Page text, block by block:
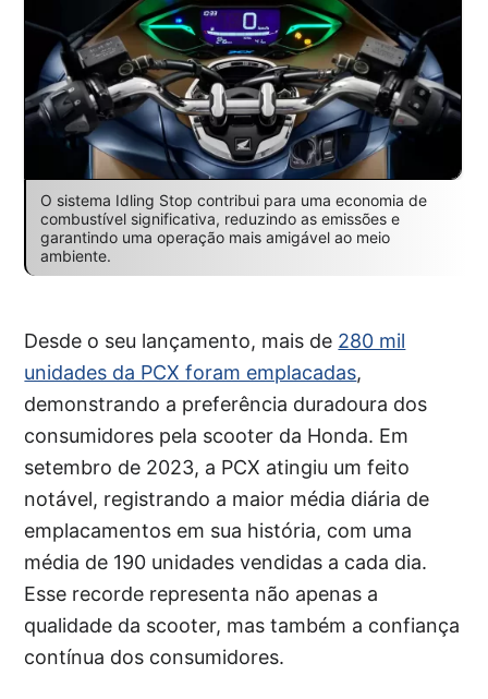
O sistema Idling Stop contribui para uma economia de
combustível significativa, reduzindo as emissões e
garantindo uma operação mais amigável ao meio
ambiente.
Desde o seu lançamento, mais de 280 mil
unidades da PCX foram emplacadas,
demonstrando a preferência duradoura dos
consumidores pela scooter da Honda. Em
setembro de 2023, a PCX atingiu um feito
notável, registrando a maior média diária de
emplacamentos em sua história, com uma
média de 190 unidades vendidas a cada dia.
Esse recorde representa não apenas a
qualidade da scooter, mas também a confiança
contínua dos consumidores.